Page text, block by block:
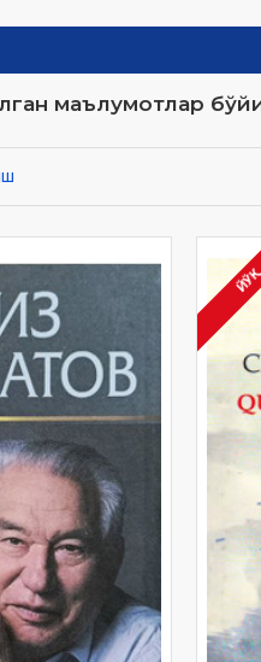
маълумотлар
ЙЎҚ